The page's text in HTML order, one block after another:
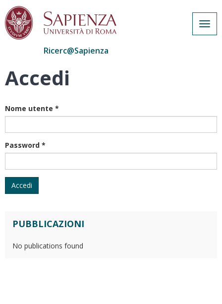
Salta
Ricerc@Sapienza
Accedi
Nome utente *
Password *
Accedi
PUBBLICAZIONI
No publications found